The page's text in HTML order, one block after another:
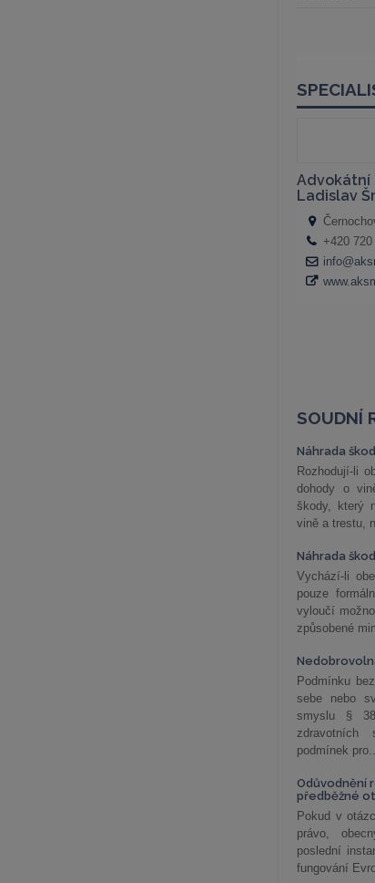
SOUDNÍ
Náhrada
Rozhodují-li
dohody o
škody, který
vině a trestu,
Náhrada
Vychází-li
pouze
vyloučí
způsobené
Podmínku
sebe nebo
smyslu §
zdravotních
podmínek
Odůvodnění
předběžné
Pokud v
právo,
poslední
fungování